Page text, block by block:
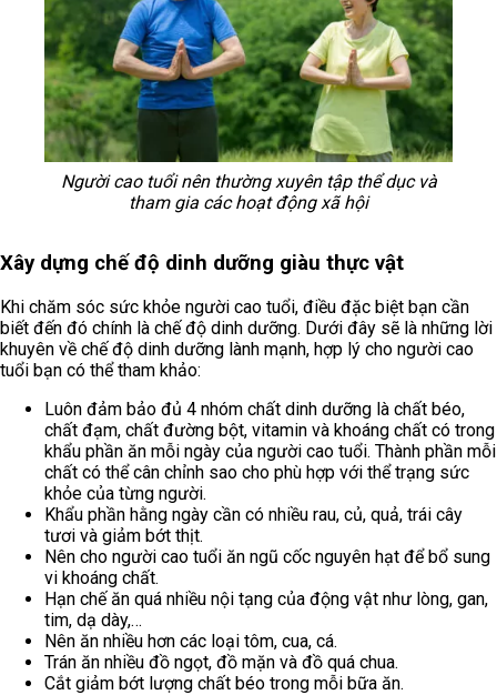
Người cao tuổi nên thường xuyên tập thể dục và
tham gia các hoạt động xã hội
Xây dựng chế độ dinh dưỡng giàu thực vật
Khi chăm sóc sức khỏe người cao tuổi, điều đặc biệt bạn cần
biết đến đó chính là chế độ dinh dưỡng. Dưới đây sẽ là những lời
khuyên về chế độ dinh dưỡng lành mạnh, hợp lý cho người cao
tuổi bạn có thể tham khảo:
Luôn đảm bảo đủ 4 nhóm chất dinh dưỡng là chất béo,
chất đạm, chất đường bột, vitamin và khoáng chất có trong
khẩu phần ăn mỗi ngày của người cao tuổi. Thành phần mỗi
chất có thể cân chỉnh sao cho phù hợp với thể trạng sức
khỏe của từng người.
Khẩu phần hằng ngày cần có nhiều rau, củ, quả, trái cây
tươi và giảm bớt thịt.
Nên cho người cao tuổi ăn ngũ cốc nguyên hạt để bổ sung
vi khoáng chất.
Hạn chế ăn quá nhiều nội tạng của động vật như lòng, gan,
tim, dạ dày,…
Nên ăn nhiều hơn các loại tôm, cua, cá.
Trán ăn nhiều đồ ngọt, đồ mặn và đồ quá chua.
Cắt giảm bớt lượng chất béo trong mỗi bữa ăn.